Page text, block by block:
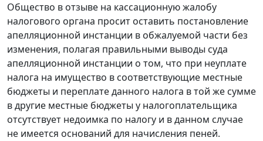
Общество в отзыве на кассационную жалобу
налогового органа просит оставить постановление
апелляционной инстанции в обжалуемой части без
изменения, полагая правильными выводы суда
апелляционной инстанции о том, что при неуплате
налога на имущество в соответствующие местные
бюджеты и переплате данного налога в той же сумме
в другие местные бюджеты у налогоплательщика
отсутствует недоимка по налогу и в данном случае
не имеется оснований для начисления пеней.